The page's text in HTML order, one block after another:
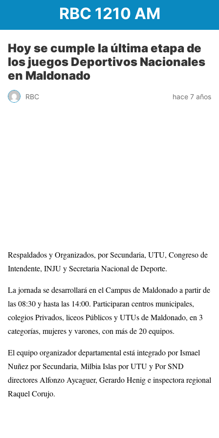
RBC 1210 AM
Hoy se cumple la última etapa de
los juegos Deportivos Nacionales
en Maldonado
RBC hace 7 años
Respaldados y Organizados, por Secundaria, UTU, Congreso de
Intendente, INJU y Secretaria Nacional de Deporte.
La jornada se desarrollará en el Campus de Maldonado a partir de
las 08:30 y hasta las 14:00. Participaran centros municipales,
colegios Privados, liceos Públicos y UTUs de Maldonado, en 3
categorías, mujeres y varones, con más de 20 equipos.
El equipo organizador departamental está integrado por Ismael
Nuñez por Secundaria, Milbia Islas por UTU y Por SND
directores Alfonzo Aycaguer, Gerardo Henig e inspectora regional
Raquel Corujo.